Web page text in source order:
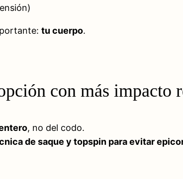
tu cuerpo.
con más impacto
, no del codo.
de saque y topspin para evitar